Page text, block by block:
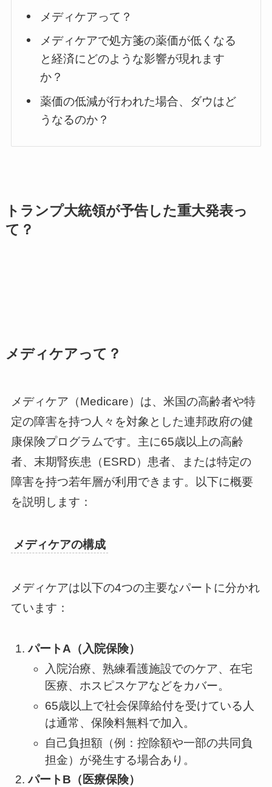
メディケアって？
メディケアで処方箋の薬価が低くなる
と経済にどのような影響が現れます
か？
薬価の低減が行われた場合、ダウはど
うなるのか？
トランプ大統領が予告した重大発表っ
て？
メディケアって？
メディケア（Medicare）は、米国の高齢者や特
定の障害を持つ人々を対象とした連邦政府の健
康保険プログラムです。主に65歳以上の高齢
者、末期腎疾患（ESRD）患者、または特定の
障害を持つ若年層が利用できます。以下に概要
を説明します：
メディケアの構成
メディケアは以下の4つの主要なパートに分かれ
ています：
パートA（入院保険）
入院治療、熟練看護施設でのケア、在宅
医療、ホスピスケアなどをカバー。
65歳以上で社会保障給付を受けている人
は通常、保険料無料で加入。
自己負担額（例：控除額や一部の共同負
担金）が発生する場合あり。
パートB（医療保険）